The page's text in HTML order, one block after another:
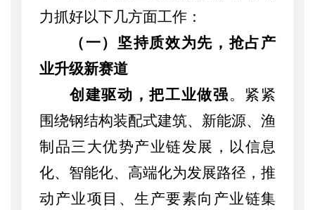
力抓好以下几方面工作：
（一） 坚持质效为先 ，抢占产
业升级新赛道
创建驱动，把工业做强。紧紧
围绕钢结构装配式建筑、新能源、渔
制品三大优势产业链发展，以信息
化、智能化、高端化为发展路径，推
动产业项目、生产要素向产业链集